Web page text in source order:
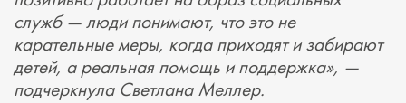
служб — люди понимают, что это не
карательные меры, когда приходят и забирают
детей, а реальная помощь и поддержка», —
подчеркнула Светлана Меллер.